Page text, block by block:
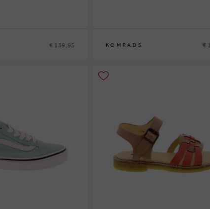
€ 139,95 KOMRADS €